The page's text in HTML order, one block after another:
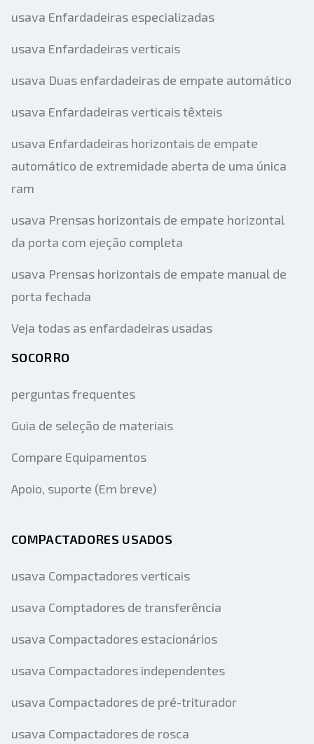
usava Enfardadeiras especializadas
usava Enfardadeiras verticais
usava Duas enfardadeiras de empate automático
usava Enfardadeiras verticais têxteis
usava Enfardadeiras horizontais de empate
automático de extremidade aberta de uma única
ram
usava Prensas horizontais de empate horizontal
da porta com ejeção completa
usava Prensas horizontais de empate manual de
porta fechada
Veja todas as enfardadeiras usadas
SOCORRO
perguntas frequentes
Guia de seleção de materiais
Compare Equipamentos
Apoio, suporte (Em breve)
COMPACTADORES USADOS
usava Compactadores verticais
usava Comptadores de transferência
usava Compactadores estacionários
usava Compactadores independentes
usava Compactadores de pré-triturador
usava Compactadores de rosca